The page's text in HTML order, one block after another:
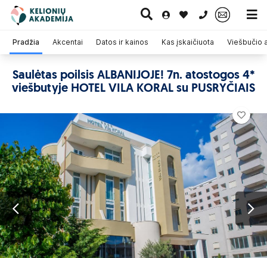
0 700 11007
Paskutinė
Pažintinės
Egzotinės
Kruizai
Saulėtas poilsis ALBANIJOJE! 7n. atostogos 4*
viešbutyje HOTEL VILA KORAL su PUSRYČIAIS
Pradžia Akcentai Datos ir kainos Kas įskaičiuota Viešbučio